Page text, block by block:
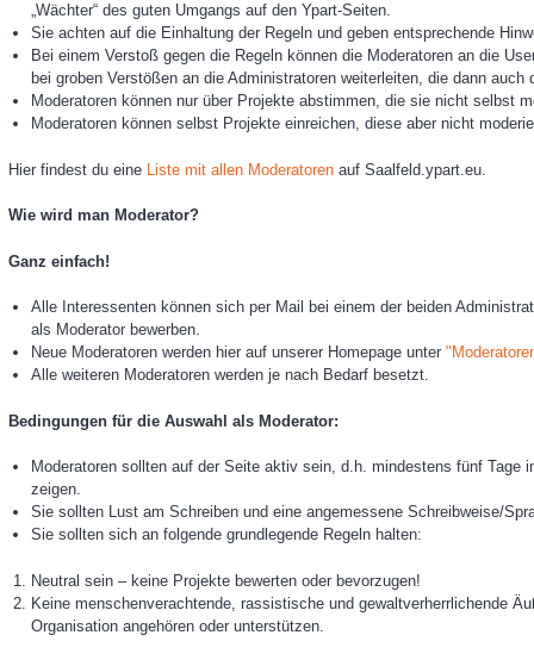
„Wächter“ des guten Umgangs auf den Ypart-Seiten.
Sie achten auf die Einhaltung der Regeln und geben entsprechende
Bei einem Verstoß gegen die Regeln können die Moderatoren an die
bei groben Verstößen an die Administratoren weiterleiten, die dann
Moderatoren können nur über Projekte abstimmen, die sie nicht selbst
Moderatoren können selbst Projekte einreichen, diese aber nicht
Hier findest du eine Liste mit allen Moderatorenauf Saalfeld.ypart.eu.
Wie wird man Moderator?
Ganz einfach!
Alle Interessenten können sich per Mail bei einem der beiden
als Moderator bewerben.
Neue Moderatoren werden hier auf unserer Homepage unter
Alle weiteren Moderatoren werden je nach Bedarf besetzt.
Bedingungen für die Auswahl als Moderator:
Moderatoren sollten auf der Seite aktiv sein, d.h. mindestens fünf Tage
zeigen.
Sie sollten Lust am Schreiben und eine angemessene Schreibweise/
Sie sollten sich an folgende grundlegende Regeln halten:
Neutral sein – keine Projekte bewerten oder bevorzugen!
Keine menschenverachtende, rassistische und gewaltverherrlichende
Organisation angehören oder unterstützen.